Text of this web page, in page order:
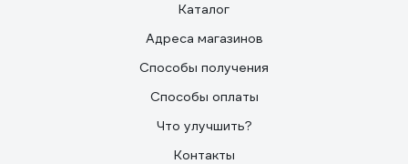
Каталог
Адреса магазинов
Способы получения
Способы оплаты
Что улучшить?
Контакты